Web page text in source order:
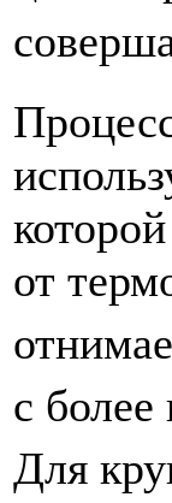
от
с
Для